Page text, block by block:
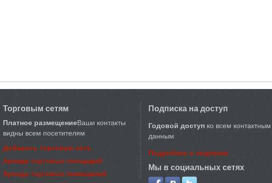
Торговым сетям
Платное размещениеВаши контакты
видны всем посетителям
Добавить торговую сеть
Аренда торговых площадей
Аренда торговых помещений
Подписка на доступ
Годовой доступ ко всем контактным
данным
Подробнее о подписке
Мы в социальных сетях